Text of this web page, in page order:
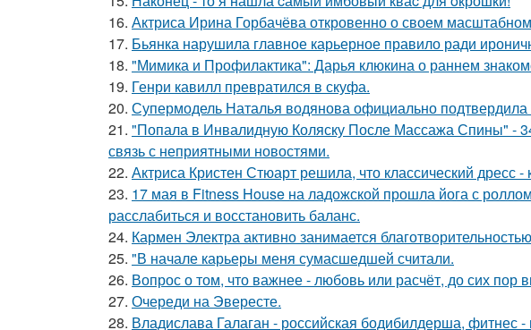
16. Актриса Ирина Горбачёва откровенно о своем
17. Бьянка нарушила главное карьерное правило ради
18. "Мимика и Профилактика": Дарья клюкина о раннем
19. Генри кавилл превратился в скуфа.
20. Супермодель Наталья водянова официально
21. "Попала в Инвалидную Коляску После Массажа Спины" -
связь с неприятными новостями.
22. Актриса Кристен Стюарт решила, что классический дресс
23. 17 мая в Fitness House на ладожской прошла йога с
расслабиться и восстановить баланс.
24. Кармен Электра активно занимается
25. "В начале карьеры меня сумасшедшей считали.
26. Вопрос о том, что важнее - любовь или расчёт, до сих пор
27. Очереди на Эвересте.
28. Владислава Галаган - российская бодибилдерша, фитнес